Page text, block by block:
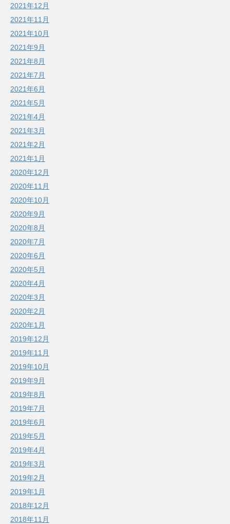
2021年12月
2021年11月
2021年10月
2021年9月
2021年8月
2021年7月
2021年6月
2021年5月
2021年4月
2021年3月
2021年2月
2021年1月
2020年12月
2020年11月
2020年10月
2020年9月
2020年8月
2020年7月
2020年6月
2020年5月
2020年4月
2020年3月
2020年2月
2020年1月
2019年12月
2019年11月
2019年10月
2019年9月
2019年8月
2019年7月
2019年6月
2019年5月
2019年4月
2019年3月
2019年2月
2019年1月
2018年12月
2018年11月